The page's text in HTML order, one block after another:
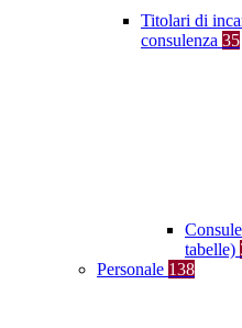
Titolari di
consulenza 35
tabelle)
Personale 138